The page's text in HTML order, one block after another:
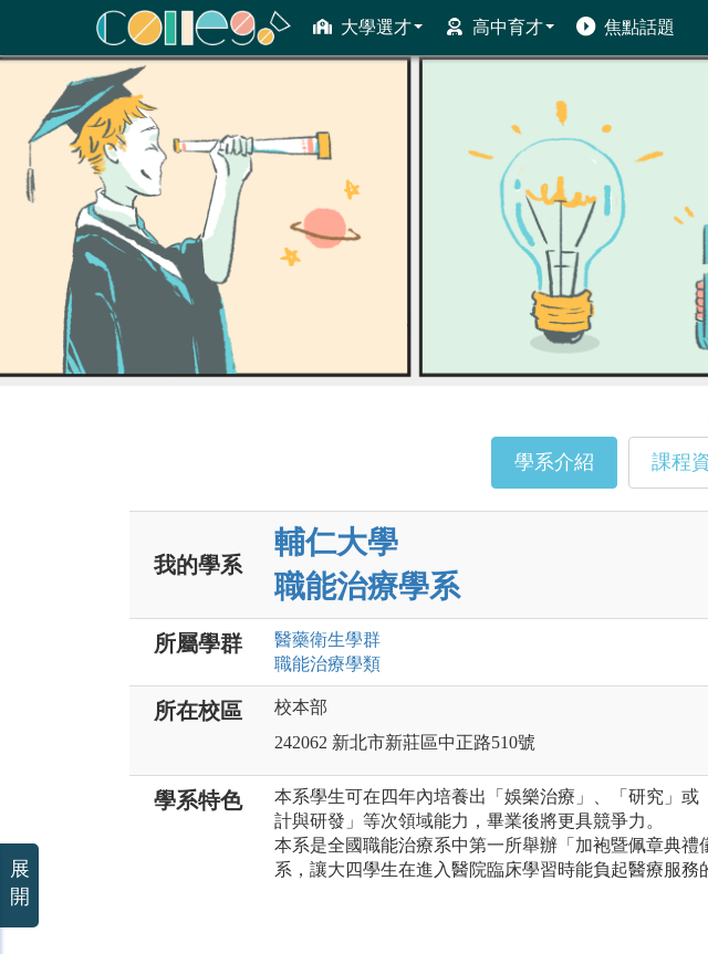
大學選才 高中育才 焦點話題
ColleGo! 大學選才與高中育才輔助系統
學系介紹 課程
我的學系
輔仁大學
職能治療學系
所屬學群 醫藥衛生學群
職能治療學類
所在校區
校本部
242062 新北市新莊區中正路510號
學系特色
本系學生可在四年內培養出「娛樂治療」、「研究」或
計與研發」等次領域能力，畢業後將更具競爭力。
本系是全國職能治療系中第一所舉辦「加袍暨佩章典禮
系，讓大四學生在進入醫院臨床學習時能負起醫療服務
展
開